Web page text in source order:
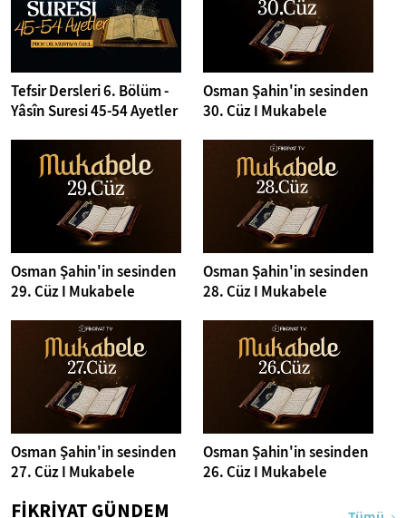
Tefsir Dersleri 6. Bölüm -
Yâsîn Suresi 45-54 Ayetler
Osman Şahin'in sesinden
30. Cüz I Mukabele
Osman Şahin'in sesinden
29. Cüz I Mukabele
Osman Şahin'in sesinden
28. Cüz I Mukabele
Osman Şahin'in sesinden
27. Cüz I Mukabele
Osman Şahin'in sesinden
26. Cüz I Mukabele
FİKRİYAT GÜNDEM